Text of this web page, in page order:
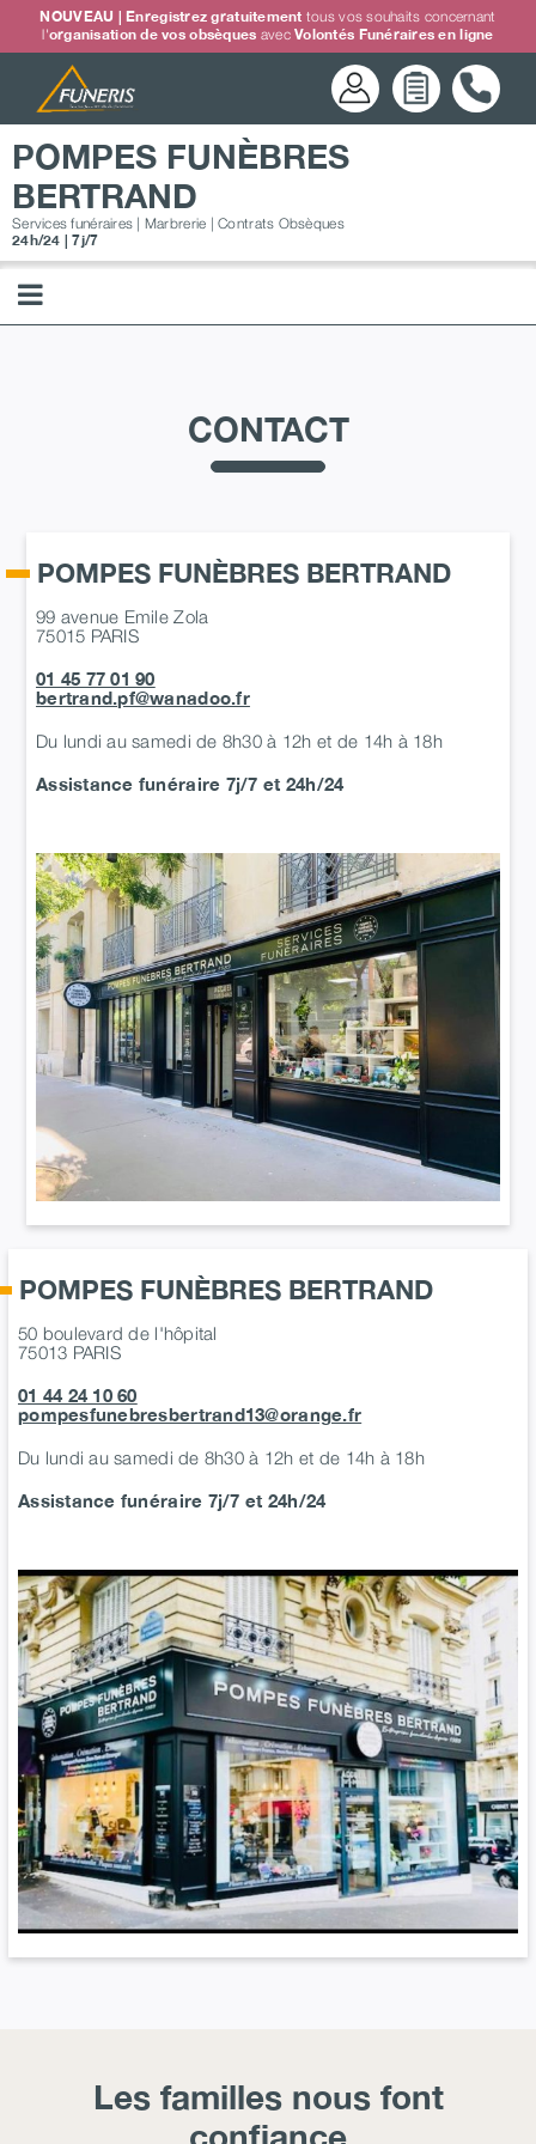
Passer
contenu
NOUVEAU | Enregistrez gratuitement tous vos souhaits concernant
l'organisation de vos obsèques avecVolontés Funéraires en ligne
POMPES FUNÈBRES
BERTRAND
Services funéraires | Marbrerie | Contrats Obsèques
24h/24 | 7j/7
CONTACT
POMPES FUNÈBRES BERTRAND
99 avenue Emile Zola
75015 PARIS
01 45 77 01 90
bertrand.pf@wanadoo.fr
Du lundi au samedi de 8h30 à 12h et de 14h à 18h
Assistance funéraire 7j/7 et 24h/24
POMPES FUNÈBRES BERTRAND
50 boulevard de l'hôpital
75013 PARIS
01 44 24 10 60
pompesfunebresbertrand13@orange.fr
Du lundi au samedi de 8h30 à 12h et de 14h à 18h
Assistance funéraire 7j/7 et 24h/24
Les familles nous font
confiance